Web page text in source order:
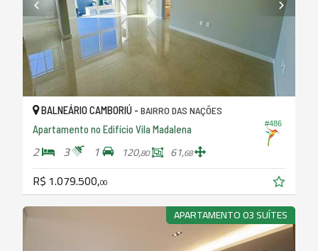
#486
BALNEÁRIO CAMBORIÚ - BAIRRO DAS NAÇÕES
Apartamento no Edifício Vila Madalena
2 3 1 120,80 61,68
R$ 1.079.500,00
APARTAMENTO 03 SUÍTES